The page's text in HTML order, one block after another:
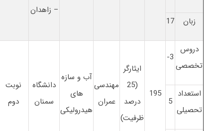
– زاهدان
زبان 17
دروس
تخصصی
3-
195
ایثارگر
(25
درصد
ظرفیت)
مهندسی
عمران
آب و سازه
های
هیدرولیکی
دانشگاه
سمنان
نوبت
دوم
استعداد
تحصیلی
5